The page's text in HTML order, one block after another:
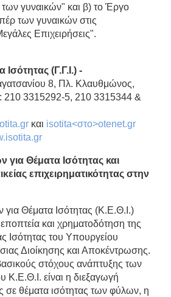
γυναικών" και β) το Έργο
των γυναικών στις
Επιχειρήσεις".
Ισότητας (Γ.Γ.Ι.) -
8, Πλ. Κλαυθμώνος,
210 3315292-5, 210 3315344 &
και isotita<στο>otenet.gr
για Θέματα Ισότητας και
επιχειρηματικότητας στην
Θέματα Ισότητας (Κ.Ε.Θ.Ι.)
και χρηματοδότηση της
Ισότητας του Υπουργείου
Διοίκησης και Αποκέντρωσης.
στόχους ανάπτυξης των
Κ.Ε.Θ.Ι. είναι η διεξαγωγή
σε θέματα ισότητας των φύλων, η